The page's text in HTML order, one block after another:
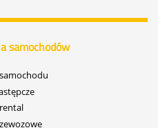
samochodów